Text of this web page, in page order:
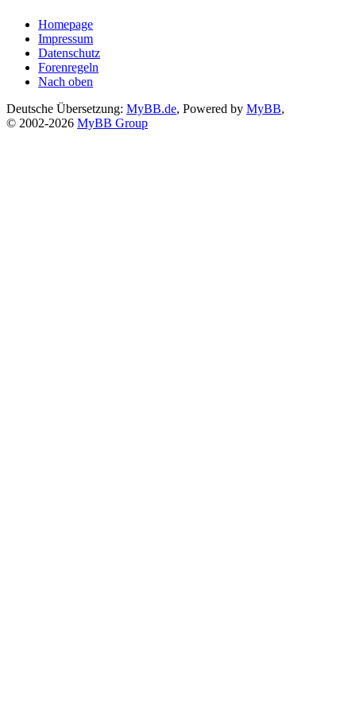
Homepage
Impressum
Datenschutz
Forenregeln
Nach oben
Deutsche Übersetzung: MyBB.de, Powered by MyBB,
© 2002-2026 MyBB Group